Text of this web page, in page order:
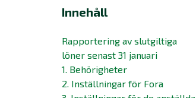
Support Play
Ordlista
Innehåll
Rapportering av slutgiltiga
löner senast 31 januari
1. Behörigheter
2. Inställningar för Fora